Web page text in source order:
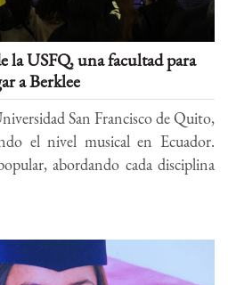
la USFQ, una facultad para
a Berklee
San Francisco de Quito,
el nivel musical en Ecuador.
abordando cada disciplina